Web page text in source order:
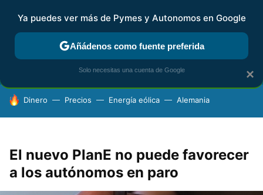
FISCALIDAD Y CONTABILIDAD KIT DIGITAL RENTA
HOY SE HABLA DE
Dinero Precios Energía eólica Alemania
El nuevo PlanE no puede favorecer
a los autónomos en paro
×
Ya puedes ver más de Pymes y Autonomos en Google
Añádenos como fuente preferida
Solo necesitas una cuenta de Google